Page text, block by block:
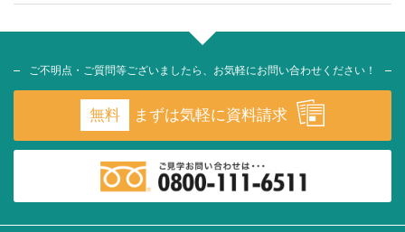
ご不明点・ご質問等ございましたら、お気軽にお問い合わせください！
無料 まずは気軽に資料請求